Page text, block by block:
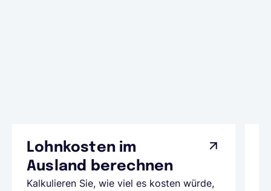
Lohnkosten im
Ausland berechnen
Kalkulieren Sie, wie viel es kosten würde,